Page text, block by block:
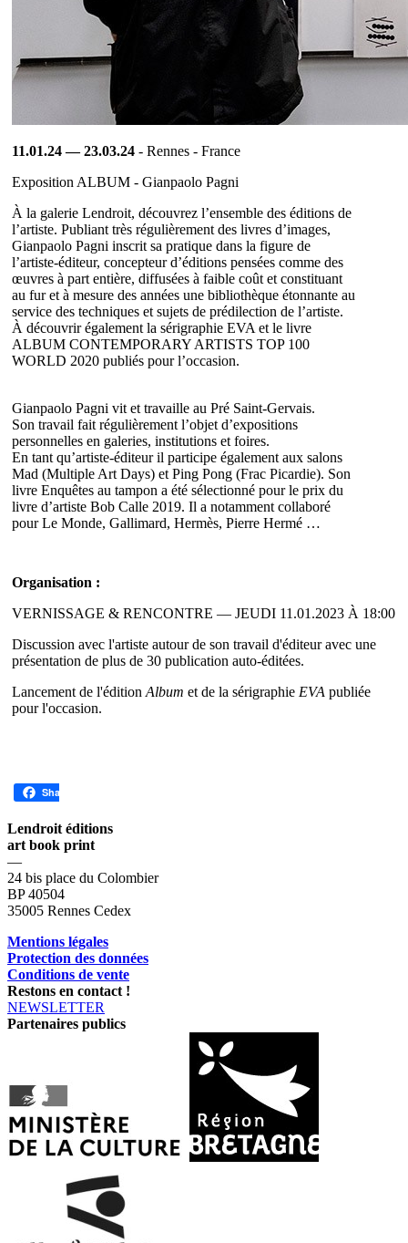
11.01.24 — 23.03.24 - Rennes - France
Exposition ALBUM - Gianpaolo Pagni
À la galerie Lendroit, découvrez l’ensemble des éditions de
l’artiste. Publiant très régulièrement des livres d’images,
Gianpaolo Pagni inscrit sa pratique dans la figure de
l’artiste-éditeur, concepteur d’éditions pensées comme des
œuvres à part entière, diffusées à faible coût et constituant
au fur et à mesure des années une bibliothèque étonnante au
service des techniques et sujets de prédilection de l’artiste.
À découvrir également la sérigraphie EVA et le livre
ALBUM CONTEMPORARY ARTISTS TOP 100
WORLD 2020 publiés pour l’occasion.
Gianpaolo Pagni vit et travaille au Pré Saint-Gervais.
Son travail fait régulièrement l’objet d’expositions
personnelles en galeries, institutions et foires.
En tant qu’artiste-éditeur il participe également aux salons
Mad (Multiple Art Days) et Ping Pong (Frac Picardie). Son
livre Enquêtes au tampon a été sélectionné pour le prix du
livre d’artiste Bob Calle 2019. Il a notamment collaboré
pour Le Monde, Gallimard, Hermès, Pierre Hermé …
Organisation :
VERNISSAGE & RENCONTRE — JEUDI 11.01.2023 À 18:00
Discussion avec l'artiste autour de son travail d'éditeur avec une
présentation de plus de 30 publication auto-éditées.
Lancement de l'édition Album et de la sérigraphie EVA publiée
pour l'occasion.
Share
Lendroit éditions
art book print
—
24 bis place du Colombier
BP 40504
35005 Rennes Cedex
Mentions légales
Protection des données
Conditions de vente
Restons en contact !
NEWSLETTER
Partenaires publics